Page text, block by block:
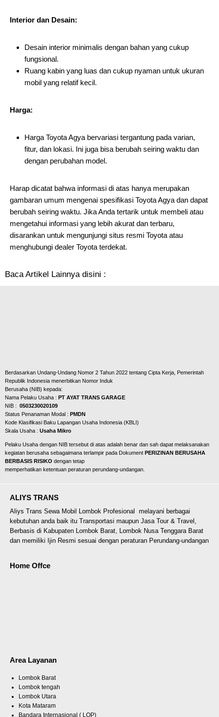
Interior dan Desain:
Desain interior minimalis dengan bahan yang cukup
fungsional.
Ruang kabin yang luas dan cukup nyaman untuk ukuran
mobil yang relatif kecil.
Harga:
Harga Toyota Agya bervariasi tergantung pada varian,
fitur, dan lokasi. Ini juga bisa berubah seiring waktu dan
dengan perubahan model.
Harap dicatat bahwa informasi di atas hanya merupakan
gambaran umum mengenai spesifikasi Toyota Agya dan dapat
berubah seiring waktu. Jika Anda tertarik untuk membeli atau
mengetahui informasi yang lebih akurat dan terbaru,
disarankan untuk mengunjungi situs resmi Toyota atau
menghubungi dealer Toyota terdekat.
Baca Artikel Lainnya disini :
Berdasarkan Undang-Undang Nomor 2 Tahun 2022 tentang Cipta Kerja, Pemerintah
Republik Indonesia menerbitkan Nomor Induk
Berusaha (NIB) kepada:
Nama Pelaku Usaha : PT AYAT TRANS GARAGE
NIB : 0503230020109
Status Penanaman Modal : PMDN
Kode Klasifikasi Baku Lapangan Usaha Indonesia (KBLI)
Skala Usaha : Usaha Mikro
Pelaku Usaha dengan NIB tersebut di atas adalah benar dan sah dapat melaksanakan
kegiatan berusaha sebagaimana terlampir pada Dokument PERIZINAN BERUSAHA
BERBASIS RISIKO dengan tetap
memperhatikan ketentuan peraturan perundang-undangan.
ALIYS TRANS
Aliys Trans Sewa Mobil Lombok Profesional melayani berbagai
kebutuhan anda baik itu Transportasi maupun Jasa Tour & Travel,
Berbasis di Kabupaten Lombok Barat, Lombok Nusa Tenggara Barat
dan memiliki Ijin Resmi sesuai dengan peraturan Perundang-undangan
Home Offce
Area Layanan
Lombok Barat
Lombok tengah
Lombok Utara
Kota Mataram
Bandara Internasional ( LOP)